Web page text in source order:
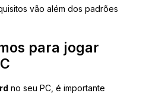
vão além dos padrões
para jogar
no seu PC, é importante